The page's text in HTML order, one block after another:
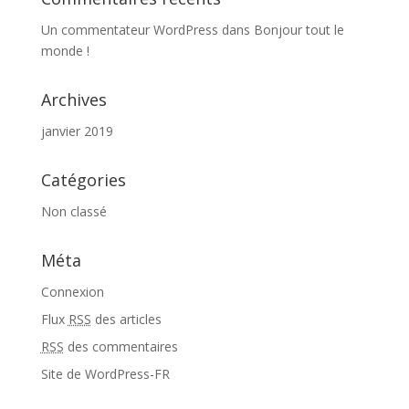
Un commentateur WordPress dans Bonjour tout le
monde !
Archives
janvier 2019
Catégories
Non classé
Méta
Connexion
Flux RSS des articles
RSS des commentaires
Site de WordPress-FR